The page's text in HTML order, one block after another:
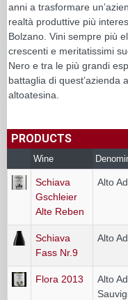
anni a trasformare
realtà produttive più
Bolzano. Vini sempre più
crescenti e meritatissimi
Nero e tra le più grandi
battaglia di questʼazienda
altoatesina.
PRODUCTS
Wine
Schiava
Gschleier
Alte Reben
Alto
Schiava
Fass Nr.9
Alto
Flora 2013
Alto